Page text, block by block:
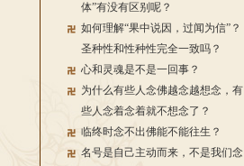
体”有没有区别呢？
如何理解“果中说因，过闻为信”？
圣种性和性种性完全一致吗？
心和灵魂是不是一回事？
为什么有些人念佛越念越想念，有
些人念着念着就不想念了？
临终时念不出佛能不能往生？
名号是自己主动而来，不是我们念